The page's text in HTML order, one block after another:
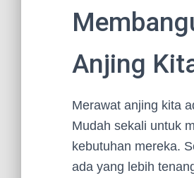
Anjing
Merawat anjing kita
Mudah sekali untuk
kebutuhan mereka.
ada yang lebih